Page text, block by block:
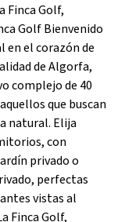
Finca Golf,
Golf Bienvenido
en el corazón de
de Algorfa,
complejo de 40
que buscan
natural. Elija
con
privado o
perfectas
vistas al
Finca Golf,